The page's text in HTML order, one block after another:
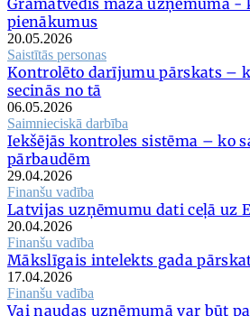
Grāmatvedis mazā uzņēmumā -
pienākumus
20.05.2026
Saistītās personas
Kontrolēto darījumu pārskats –
secinās no tā
06.05.2026
Saimnieciskā darbība
Iekšējās kontroles sistēma – ko
pārbaudēm
29.04.2026
Finanšu vadība
Latvijas uzņēmumu dati ceļā uz
20.04.2026
Finanšu vadība
Mākslīgais intelekts gada
17.04.2026
Finanšu vadība
Vai naudas uzņēmumā var būt